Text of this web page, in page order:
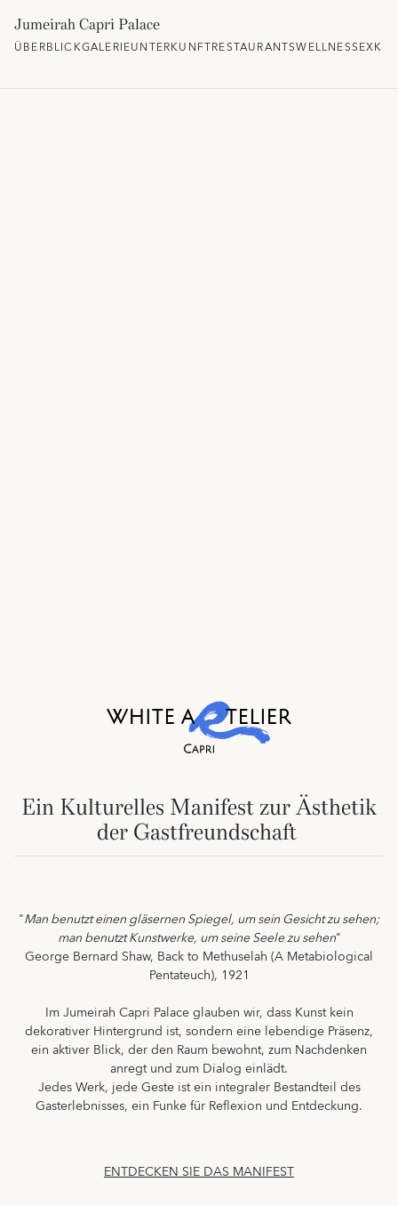
Jumeirah Capri Palace
ÜBERBLICKGALERIEUNTERKUNFTRESTAURANTSWELLNESS
Ein Kulturelles Manifest zur Ästhetik
der Gastfreundschaft
"Man benutzt einen gläsernen Spiegel, um sein Gesicht zu sehen;
man benutzt Kunstwerke, um seine Seele zu sehen"
George Bernard Shaw, Back to Methuselah (A Metabiological
Pentateuch), 1921
Im Jumeirah Capri Palace glauben wir, dass Kunst kein
dekorativer Hintergrund ist, sondern eine lebendige Präsenz,
ein aktiver Blick, der den Raum bewohnt, zum Nachdenken
anregt und zum Dialog einlädt.
Jedes Werk, jede Geste ist ein integraler Bestandteil des
Gasterlebnisses, ein Funke für Reflexion und Entdeckung.
ENTDECKEN SIE DAS MANIFEST